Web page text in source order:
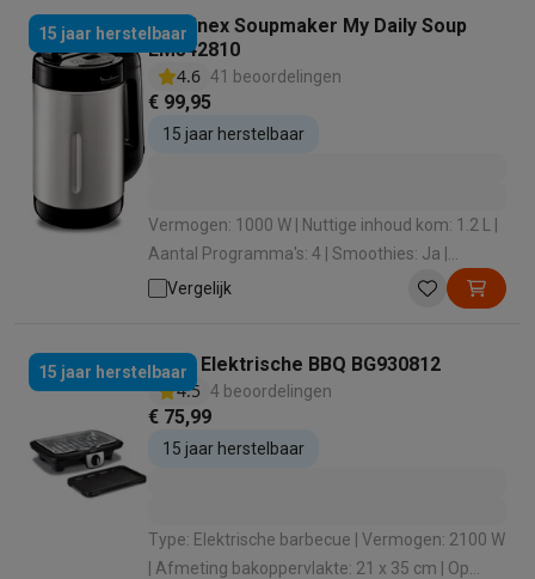
15 jaar herstelbaarMoulinex Soupmaker My Daily Soup
LM542810
4.6 41 beoordelingen
€ 99,95
15 jaar herstelbaar
Vermogen: 1000 W | Nuttige inhoud kom: 1.2 L |
Aantal Programma's: 4 | Smoothies: Ja |
Geschikt voor vaatwasmachine: Nee
Vergelijk
15 jaar herstelbaarTefal Elektrische BBQ BG930812
4.5 4 beoordelingen
€ 75,99
15 jaar herstelbaar
Type: Elektrische barbecue | Vermogen: 2100 W
| Afmeting bakoppervlakte: 21 x 35 cm | Op